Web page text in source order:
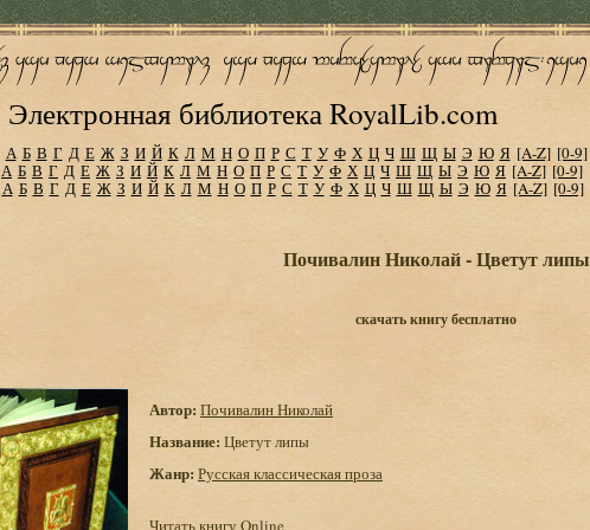
Электронная библиотека RoyalLib.com
А Б В Г Д Е Ж З И Й К Л М Н О П Р С Т У Ф Х Ц Ч Ш Щ Ы Э Ю Я [A-Z] [0-9]
А Б В Г Д Е Ж З И Й К Л М Н О П Р С Т У Ф Х Ц Ч Ш Щ Ы Э Ю Я [A-Z] [0-9]
А Б В Г Д Е Ж З И Й К Л М Н О П Р С Т У Ф Х Ц Ч Ш Щ Ы Э Ю Я [A-Z] [0-9]
Почивалин Николай - Цветут липы
скачать книгу бесплатно
Автор: Почивалин Николай
Название: Цветут липы
Жанр: Русская классическая проза
Читать книгу Online